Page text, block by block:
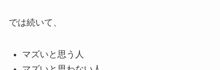
では続いて、
マズいと思う人